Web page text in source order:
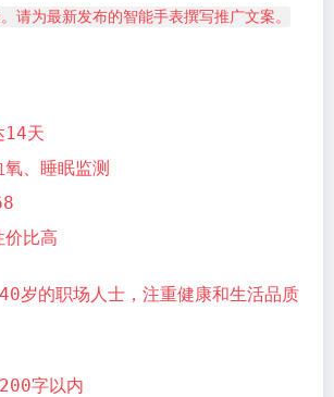
请为最新发布的智能手表撰写推广文案。
14天
、睡眠监测
比高
岁的职场人士，注重健康和生活品质
字以内